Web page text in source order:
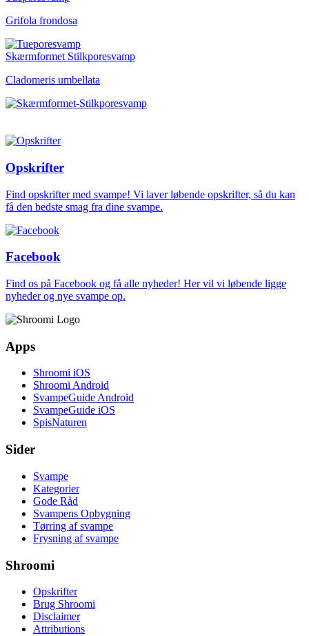
Grifola frondosa
Skærmformet Stilkporesvamp
Cladomeris umbellata
Opskrifter
Find opskrifter med svampe! Vi laver løbende opskrifter, så du kan
få den bedste smag fra dine svampe.
Facebook
Find os på Facebook og få alle nyheder! Her vil vi løbende ligge
nyheder og nye svampe op.
Apps
Shroomi iOS
Shroomi Android
SvampeGuide Android
SvampeGuide iOS
SpisNaturen
Sider
Svampe
Kategorier
Gode Råd
Svampens Opbygning
Tørring af svampe
Frysning af svampe
Shroomi
Opskrifter
Brug Shroomi
Disclaimer
Attributions